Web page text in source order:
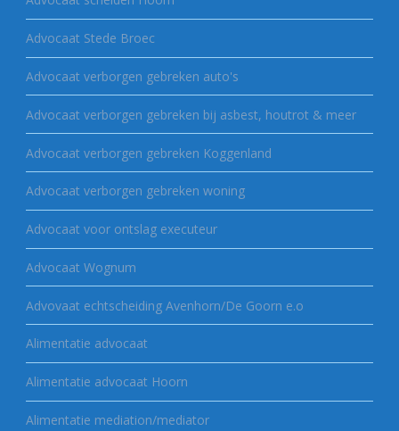
Advocaat Stede Broec
Advocaat verborgen gebreken auto's
Advocaat verborgen gebreken bij asbest, houtrot & meer
Advocaat verborgen gebreken Koggenland
Advocaat verborgen gebreken woning
Advocaat voor ontslag executeur
Advocaat Wognum
Advovaat echtscheiding Avenhorn/De Goorn e.o
Alimentatie advocaat
Alimentatie advocaat Hoorn
Alimentatie mediation/mediator